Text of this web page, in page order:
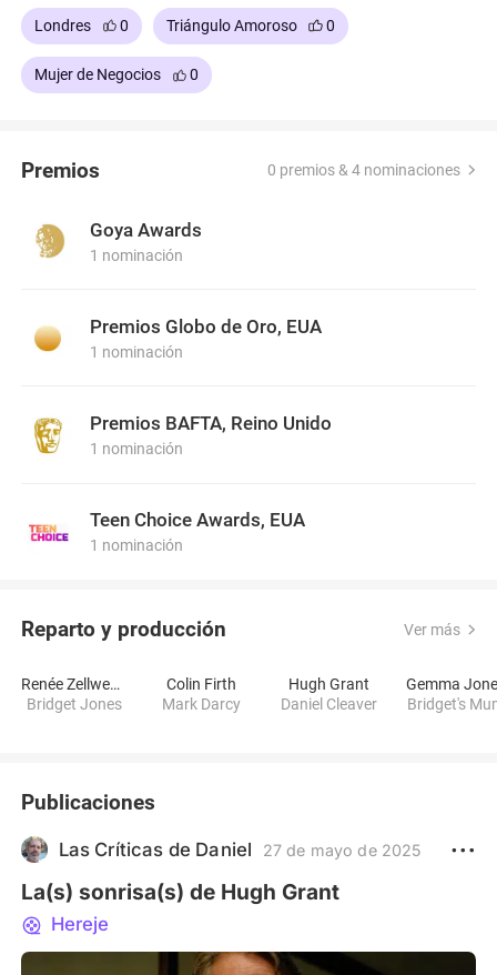
Londres 0 Triángulo Amoroso 0
Mujer de Negocios 0
Premios 0 premios & 4 nominaciones
Goya Awards
1 nominación
Premios Globo de Oro, EUA
1 nominación
Premios BAFTA, Reino Unido
1 nominación
Teen Choice Awards, EUA
1 nominación
Reparto y producción Ver más
Renée Zellweger
Bridget Jones
Colin Firth
Mark Darcy
Hugh Grant
Daniel Cleaver
Gemma
Bridget's
Publicaciones
Las Críticas de Daniel 27 de mayo de 2025
La(s) sonrisa(s) de Hugh Grant
Hereje